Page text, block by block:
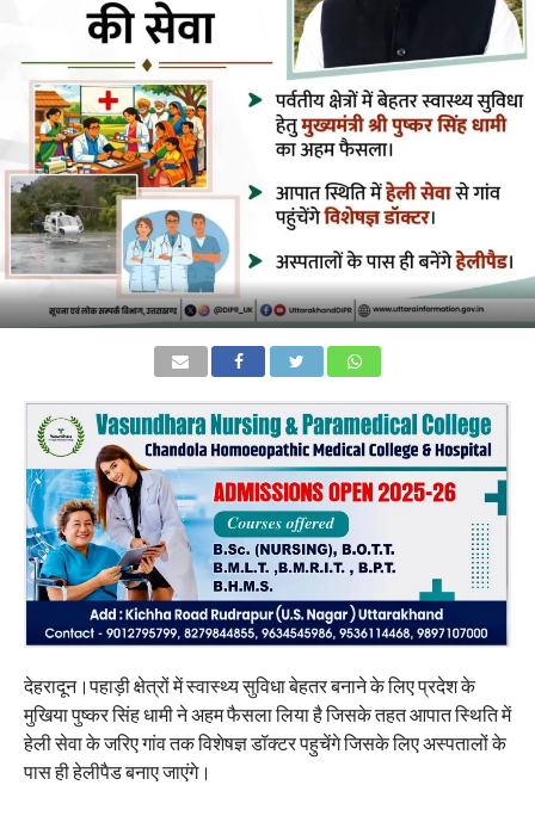
देहरादून।पहाड़ी क्षेत्रों में स्वास्थ्य सुविधा बेहतर बनाने के लिए प्रदेश के
मुखिया पुष्कर सिंह धामी ने अहम फैसला लिया है जिसके तहत आपात स्थिति में
हेली सेवा के जरिए गांव तक विशेषज्ञ डॉक्टर पहुचेंगे जिसके लिए अस्पतालों के
पास ही हेलीपैड बनाए जाएंगे।